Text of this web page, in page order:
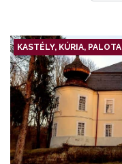
KASTÉLY, KÚRIA, PALOTA